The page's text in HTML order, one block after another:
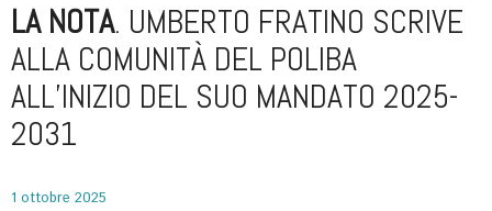
LA NOTA. UMBERTO FRATINO SCRIVE
ALLA COMUNITÀ DEL POLIBA
ALL’INIZIO DEL SUO MANDATO 2025-
2031
1 ottobre 2025